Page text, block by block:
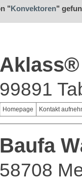
"Konvektoren"
Aklass®
99891
Homepage Kontakt
Baufa
58708